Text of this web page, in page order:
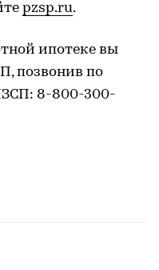
pzsp.ru.
ипотеке вы
позвонив по
8-800-300-